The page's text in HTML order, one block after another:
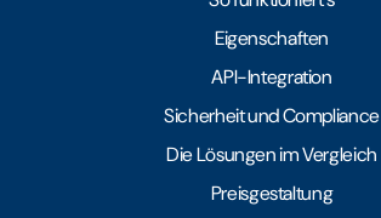
Eigenschaften
API-Integration
Sicherheit und Compliance
Die Lösungen im Vergleich
Preisgestaltung